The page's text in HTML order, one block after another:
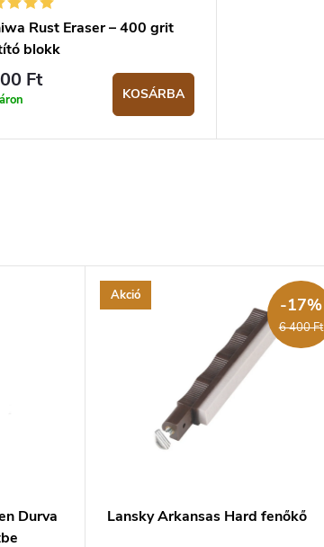
Rust Eraser – 400 grit
blokk
Ft
KOSÁRBA
Durva
Akció
6 400 Ft
-17%
Lansky Arkansas Hard fenőkő